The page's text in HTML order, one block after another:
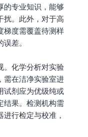
的专业知识，能够
扰。此外，对于高
梯度需覆盖待测样
差。
。化学分析对实验
需在洁净实验室进
试剂应为优级纯或
结果。检测机构需
行检定与校准，